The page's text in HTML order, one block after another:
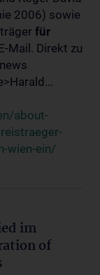
2006) sowie
für
Mail. Direkt zu
about-
wien-ein/
im
of